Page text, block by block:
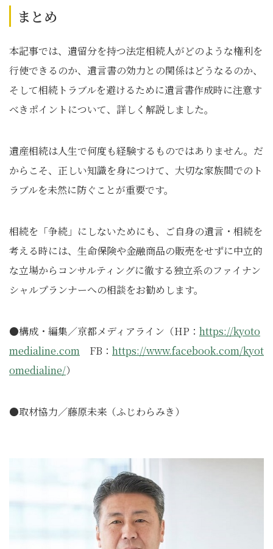
まとめ
本記事では、遺留分を持つ法定相続人がどのような権利を
行使できるのか、遺言書の効力との関係はどうなるのか、
そして相続トラブルを避けるために遺言書作成時に注意す
べきポイントについて、詳しく解説しました。
遺産相続は人生で何度も経験するものではありません。だ
からこそ、正しい知識を身につけて、大切な家族間でのト
ラブルを未然に防ぐことが重要です。
相続を「争続」にしないためにも、ご自身の遺言・相続を
考える時には、生命保険や金融商品の販売をせずに中立的
な立場からコンサルティングに徹する独立系のファイナン
シャルプランナーへの相談をお勧めします。
●構成・編集／京都メディアライン（HP： https://kyoto
medialine.com FB： https://www.facebook.com/kyot
omedialine/）
●取材協力／藤原未来（ふじわらみき）